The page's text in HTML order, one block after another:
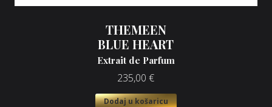
THEMEEN
BLUE HEART
Extrait de Parfum
235,00 €
Dodaj u košaricu